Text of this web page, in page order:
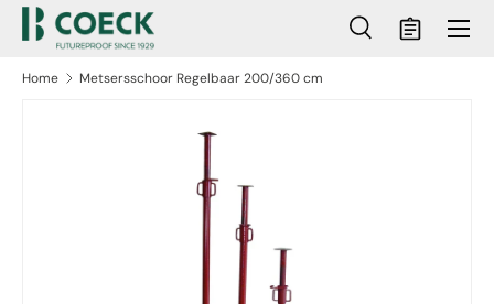
naar inhoud
Zoeken
ZoekenMandje
Menu
Home Metsersschoor Regelbaar 200/360 cm